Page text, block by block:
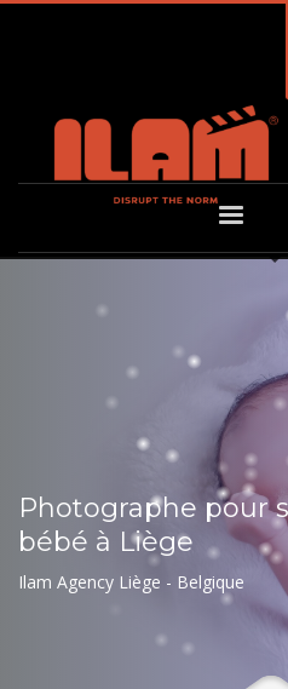
Photographe pour
bébé à Liège
Ilam Agency Liège - Belgique